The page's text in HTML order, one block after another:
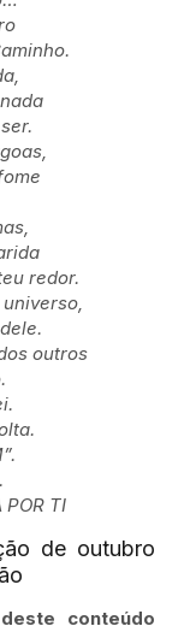
redor.
outros
TI
de outubro
conteúdo